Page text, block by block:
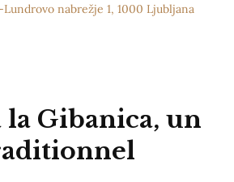
nabrežje 1, 1000 Ljubljana
la Gibanica, un